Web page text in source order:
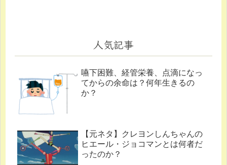
人気記事
嚥下困難、経管栄養、点滴になっ
てからの余命は？何年生きるの
か？
【元ネタ】クレヨンしんちゃんの
ヒエール・ジョコマンとは何者だ
ったのか？